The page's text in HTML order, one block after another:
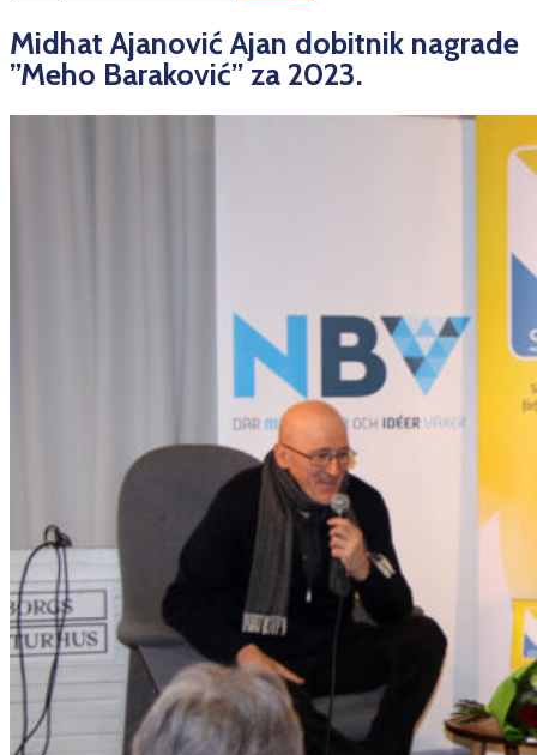
Midhat Ajanović Ajan dobitnik nagrade
”Meho Baraković” za 2023.